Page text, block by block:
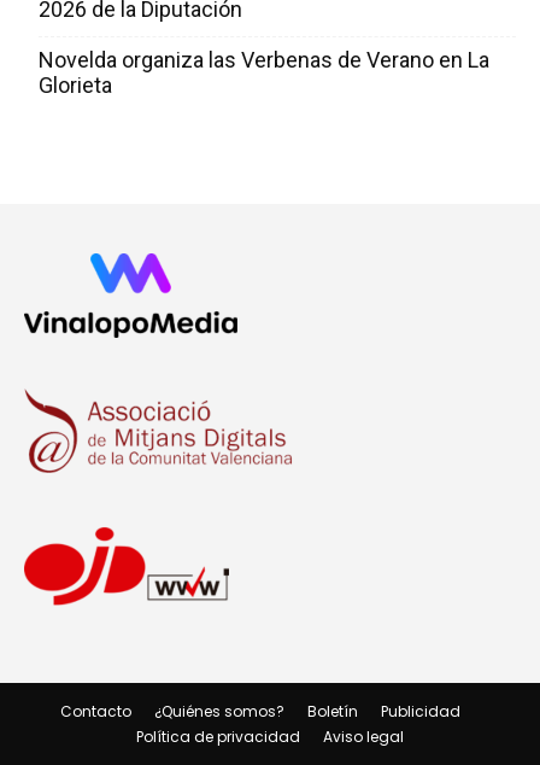
2026 de la Diputación
Novelda organiza las Verbenas de Verano en La
Glorieta
Contacto ¿Quiénes somos? Boletín
Publicidad
Política de privacidad
Aviso legal